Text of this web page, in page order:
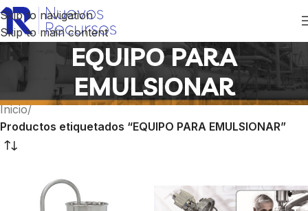
Skip to navigation
Skip to main content
EQUIPO PARA
EMULSIONAR
Inicio/
Productos etiquetados “EQUIPO PARA EMULSIONAR”